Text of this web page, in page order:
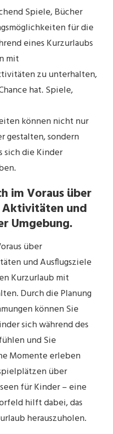
Spiele, Bücher
für die
eines Kurzurlaubs
mit
zu unterhalten,
hat. Spiele,
können nicht nur
gestalten, sondern
sich die Kinder
im Voraus über
und
Umgebung.
über
und Ausflugsziele
Kurzurlaub mit
Durch die Planung
können Sie
sich während des
und Sie
Momente erleben
über
für Kinder – eine
hilft dabei, das
herauszuholen.